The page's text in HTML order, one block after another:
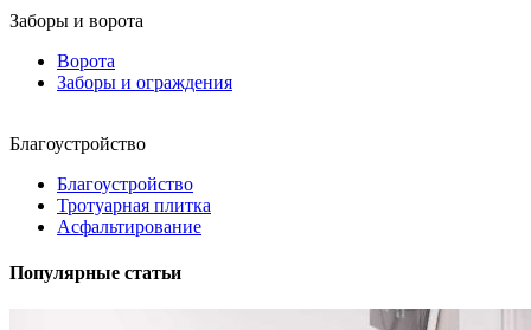
Заборы и ворота
Ворота
Заборы и ограждения
Благоустройство
Благоустройство
Тротуарная плитка
Асфальтирование
Популярные статьи